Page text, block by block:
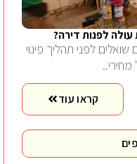
לפני תהליך פינוי
קראו עוד